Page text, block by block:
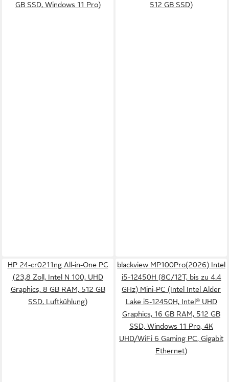
GB SSD, Windows 11 Pro)
512 GB SSD)
HP 24-cr0211ng All-in-One PC
(23,8 Zoll, Intel N 100, UHD
Graphics, 8 GB RAM, 512 GB
SSD, Luftkühlung)
blackview MP100Pro(2026) Intel
i5-12450H (8C/12T, bis zu 4.4
GHz) Mini-PC (Intel Intel Alder
Lake i5-12450H, Intel® UHD
Graphics, 16 GB RAM, 512 GB
SSD, Windows 11 Pro, 4K
UHD/WiFi 6 Gaming PC, Gigabit
Ethernet)